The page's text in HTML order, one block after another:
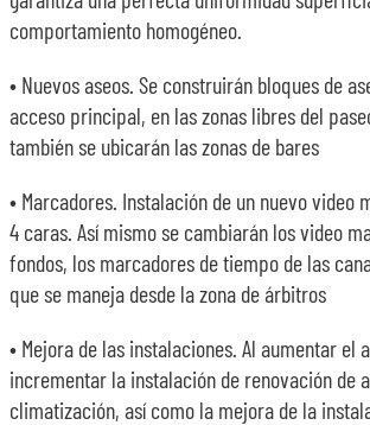
comportamiento homogéneo.
• Nuevos aseos. Se construirán bloques de
acceso principal, en las zonas libres del
también se ubicarán las zonas de bares
• Marcadores. Instalación de un nuevo video
4 caras. Así mismo se cambiarán los video
fondos, los marcadores de tiempo de las
que se maneja desde la zona de árbitros
• Mejora de las instalaciones. Al aumentar el
incrementar la instalación de renovación de
climatización, así como la mejora de la